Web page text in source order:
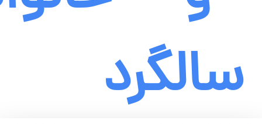
سالگرد